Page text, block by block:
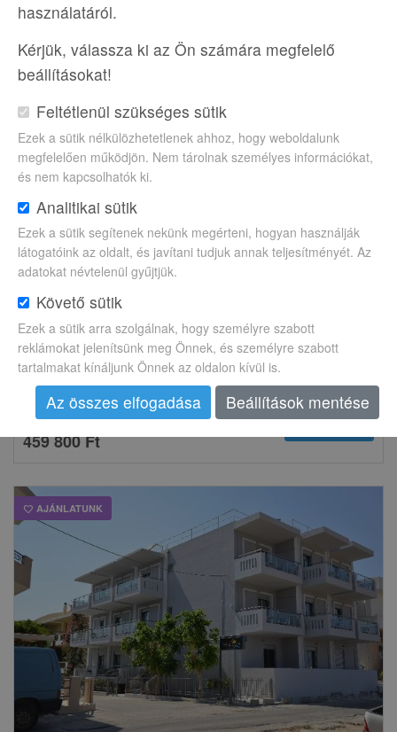
KEDVEZMÉNY: 24%
THODOROU APARTMANHÁZ
Kréta, Agia Marina
BUD eventSzept.. 27. nightlight7 éj group2 fő fork_spoonEN
459 800 Ft
chevron_right
favorite AJÁNLATUNK
használatáról.
Kérjük, válassza ki az Ön számára megfelelő
beállításokat!
Feltétlenül szükséges sütik
Ezek a sütik nélkülözhetetlenek ahhoz, hogy weboldalunk
megfelelően működjön. Nem tárolnak személyes információkat,
és nem kapcsolhatók ki.
Analitikai sütik
Ezek a sütik segítenek nekünk megérteni, hogyan használják
látogatóink az oldalt, és javítani tudjuk annak teljesítményét. Az
adatokat névtelenül gyűjtjük.
Követő sütik
Ezek a sütik arra szolgálnak, hogy személyre szabott
reklámokat jelenítsünk meg Önnek, és személyre szabott
tartalmakat kínáljunk Önnek az oldalon kívül is.
Az összes elfogadása Beállítások mentése